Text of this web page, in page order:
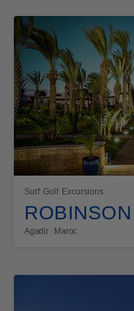
Surf Golf Excursions
Agadir . Maroc